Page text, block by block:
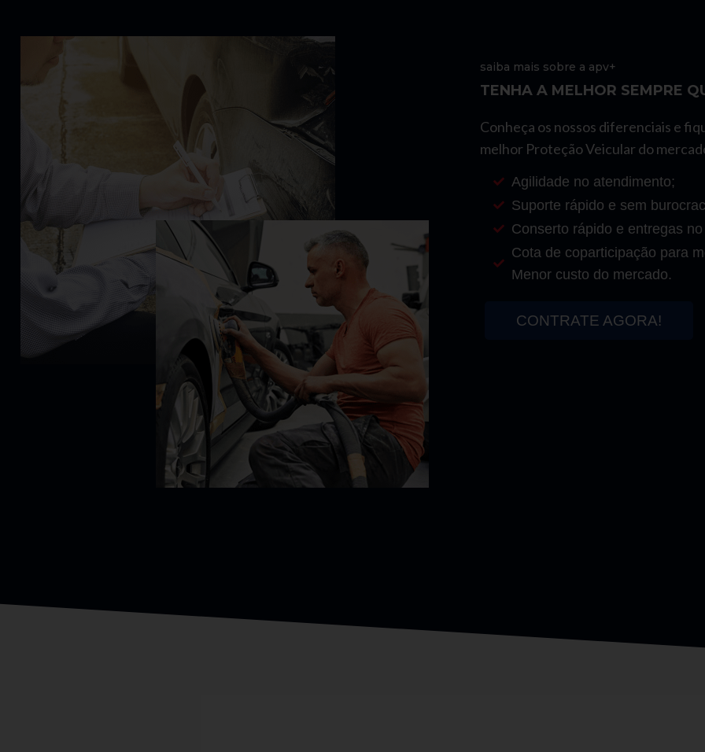
saiba mais sobre a apv+
TENHA A MELHOR SEMPRE
Conheça os nossos diferenciais e
melhor Proteção Veicular do
Agilidade no atendimento;
Suporte rápido e sem
Conserto rápido e entregas no
Cota de coparticipação para
Menor custo do mercado.
CONTRATE AGORA!